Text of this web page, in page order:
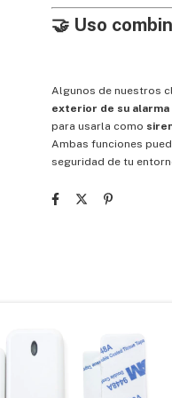
🤝 Uso
Algunos de nuestros
exterior de su alarma
para usarla como
Ambas funciones
seguridad de tu